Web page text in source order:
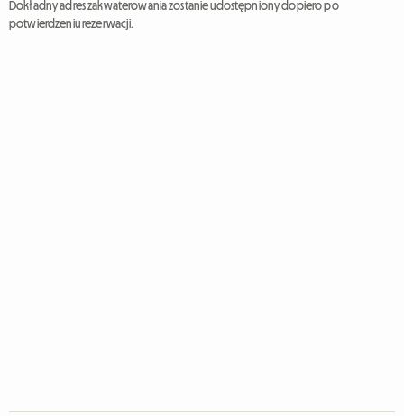
Dokładny adres zakwaterowania zostanie udostępniony dopiero po
potwierdzeniu rezerwacji.